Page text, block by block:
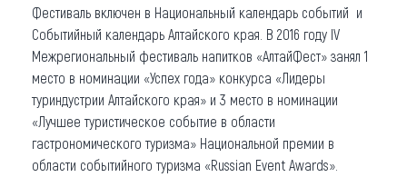
Фестиваль включен в Национальный календарь событий и
Событийный календарь Алтайского края. В 2016 году IV
Межрегиональный фестиваль напитков «АлтайФест» занял 1
место в номинации «Успех года» конкурса «Лидеры
туриндустрии Алтайского края» и 3 место в номинации
«Лучшее туристическое событие в области
гастрономического туризма» Национальной премии в
области событийного туризма «Russian Event Awards».